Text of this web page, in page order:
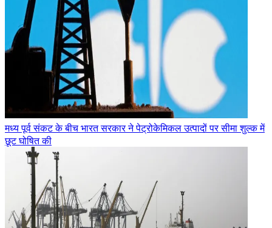
मध्य पूर्व संकट के बीच भारत सरकार ने पेट्रोकेमिकल उत्पादों पर सीमा शुल्क में
छूट घोषित की